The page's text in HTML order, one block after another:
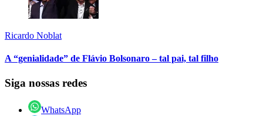
Ricardo Noblat
A “genialidade” de Flávio Bolsonaro – tal pai, tal filho
Siga nossas redes
WhatsApp